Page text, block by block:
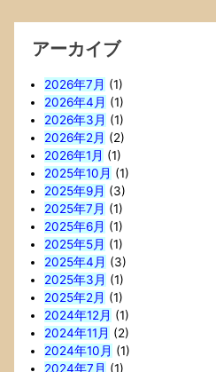
アーカイブ
2026年7月 (1)
2026年4月 (1)
2026年3月 (1)
2026年2月 (2)
2026年1月 (1)
2025年10月 (1)
2025年9月 (3)
2025年7月 (1)
2025年6月 (1)
2025年5月 (1)
2025年4月 (3)
2025年3月 (1)
2025年2月 (1)
2024年12月 (1)
2024年11月 (2)
2024年10月 (1)
2024年7月 (1)